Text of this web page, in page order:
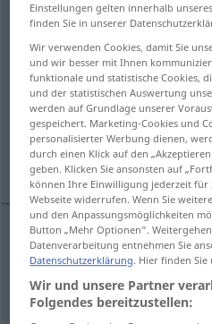
Karikatur,
Zeichentrickfilm
Karikaturenreihe in
Karton, Vorlage, Entwurf
Karikaturf cartoonfunny
Witzzeichnungf cartoon
Einstellungen gelten innerhalb
finden Sie in unserer
Wir verwenden Cookies, damit Sie
und wir besser mit Ihnen
funktionale und statistische Cookies,
und der statistischen Auswertung
werden auf Grundlage unserer
gespeichert. Marketing-Cookies und
personalisierter Werbung dienen,
durch einen Klick auf den
geben. Klicken Sie ansonsten auf
können Ihre Einwilligung jederzeit für
Webseite widerrufen. Wenn Sie
und den Anpassungsmöglichkeiten
Button „Mehr Optionen“.
Datenverarbeitung entnehmen Sie
Datenschutzerklärung. Hier finden
Wir und unsere Partner
Folgendes bereitzustellen: